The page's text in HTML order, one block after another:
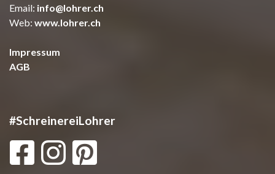
Email: info@lohrer.ch
Web: www.lohrer.ch
Impressum
AGB
#SchreinereiLohrer